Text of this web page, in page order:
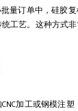
量订单中，硅胶
工艺。这种方式
加工或钢模注塑